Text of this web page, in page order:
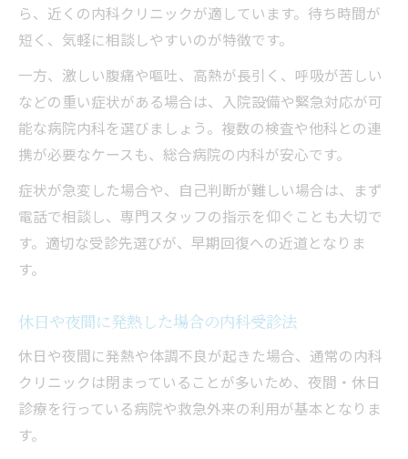
ら、近くの内科クリニックが適しています。待ち時間が
短く、気軽に相談しやすいのが特徴です。
一方、激しい腹痛や嘔吐、高熱が長引く、呼吸が苦しい
などの重い症状がある場合は、入院設備や緊急対応が可
能な病院内科を選びましょう。複数の検査や他科との連
携が必要なケースも、総合病院の内科が安心です。
症状が急変した場合や、自己判断が難しい場合は、まず
電話で相談し、専門スタッフの指示を仰ぐことも大切で
す。適切な受診先選びが、早期回復への近道となりま
す。
休日や夜間に発熱した場合の内科受診法
休日や夜間に発熱や体調不良が起きた場合、通常の内科
クリニックは閉まっていることが多いため、夜間・休日
診療を行っている病院や救急外来の利用が基本となりま
す。